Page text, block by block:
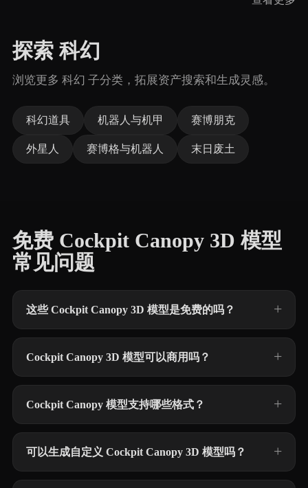
探索 科幻
浏览更多 科幻 子分类，拓展资产搜索和生成灵感。
科幻道具 机器人与机甲 赛博朋克
外星人 赛博格与机器人 末日废土
免费 Cockpit Canopy 3D 模型
常见问题
这些 Cockpit Canopy 3D 模型是免费的吗？
Cockpit Canopy 3D 模型可以商用吗？
Cockpit Canopy 模型支持哪些格式？
可以生成自定义 Cockpit Canopy 3D 模型吗？